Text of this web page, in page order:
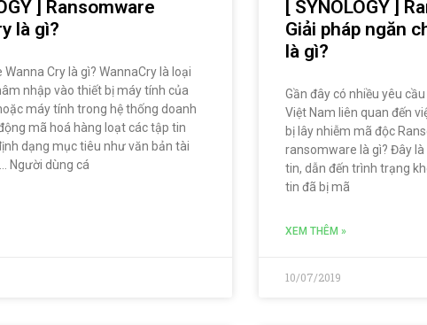
] Ransomware
là gì?
Cry là gì? WannaCry là loại
nhập vào thiết bị máy tính của
máy tính trong hệ thống doanh
mã hoá hàng loạt các tập tin
dạng mục tiêu như văn bản tài
Người dùng cá
[ SYNOLOGY ]
Giải pháp ngăn
là gì?
Gần đây có nhiều yêu
Việt Nam liên quan đến
bị lây nhiễm mã độc
ransomware là gì? Đây
tin, dẫn đến trình trạng
tin đã bị mã
XEM THÊM »
10/07/2019